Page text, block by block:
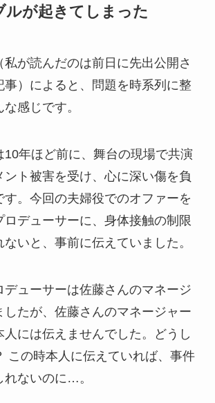
ルが起きてしまった
私が読んだのは前日に先出公開さ
事）によると、問題を時系列に整
感じです。
10年ほど前に、舞台の現場で共演
ント被害を受け、心に深い傷を負
す。今回の夫婦役でのオファーを
ロデューサーに、身体接触の制限
いと、事前に伝えていました。
デューサーは佐藤さんのマネージ
したが、佐藤さんのマネージャー
人には伝えませんでした。どうし
この時本人に伝えていれば、事件
れないのに…。